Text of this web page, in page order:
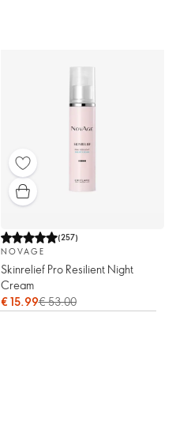
(257)
NOVAGE
Skinrelief Pro Resilient Night
Cream
€ 15.99€ 53.00